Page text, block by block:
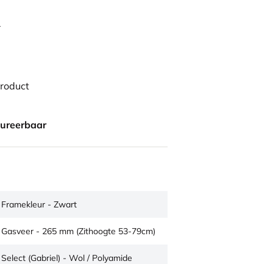
Framekleur - Zwart
Gasveer - 265 mm (Zithoogte 53-79cm)
Select (Gabriel) - Wol / Polyamide